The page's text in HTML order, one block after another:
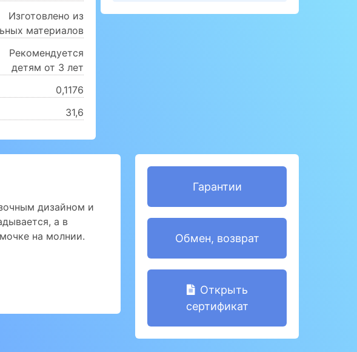
Изготовлено из
материалов
Рекомендуется
детям от 3 лет
0,1176
31,6
дизайном и
а в
на молнии.
Гарантии
Обмен, возврат
Открыть
сертификат